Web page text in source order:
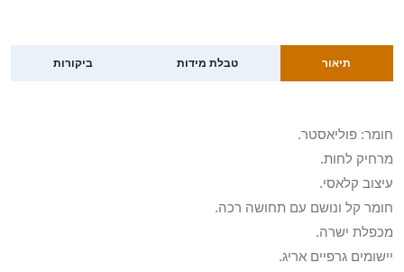
תיאור טבלת מידות ביקורות
חומר: פוליאסטר.
מרחיק לחות.
עיצוב קלאסי.
חומר קל ונושם עם תחושה רכה.
מכפלת ישרה.
יישומים גרפיים אריג.